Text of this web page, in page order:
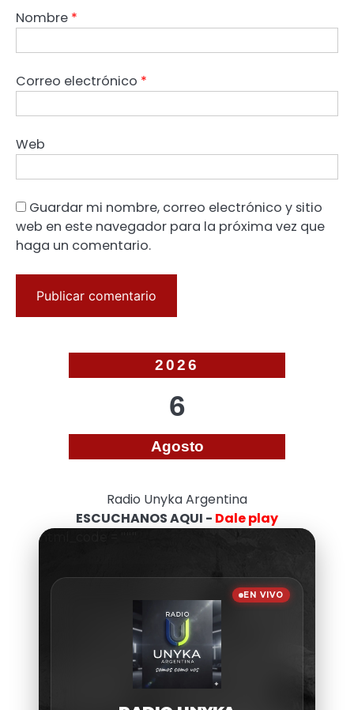
Nombre *
Correo electrónico *
Web
Guardar mi nombre, correo electrónico y sitio
web en este navegador para la próxima vez que
haga un comentario.
2026
6
Agosto
Radio Unyka Argentina
ESCUCHANOS AQUI - Dale play